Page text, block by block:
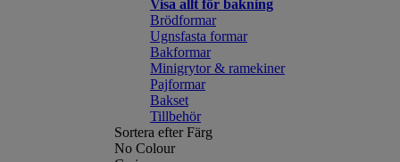
Visa allt för bakning
Brödformar
Ugnsfasta formar
Bakformar
Minigrytor & ramekiner
Pajformar
Bakset
Tillbehör
Sortera efter Färg
No Colour